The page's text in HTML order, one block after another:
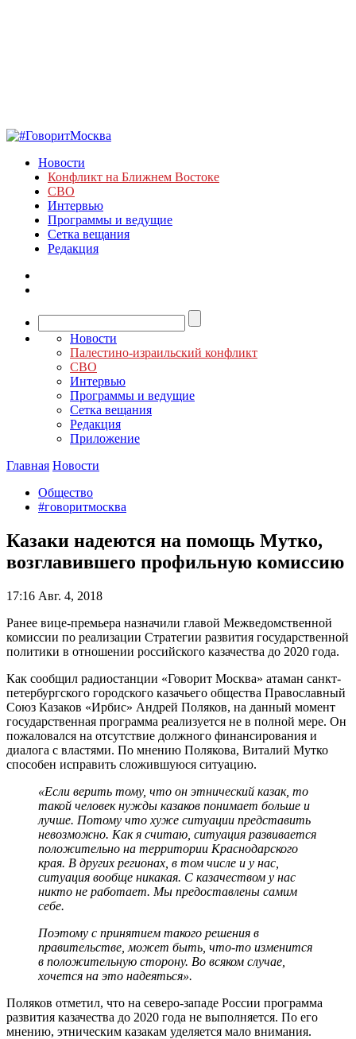
Новости
Конфликт на Ближнем Востоке
СВО
Интервью
Программы и ведущие
Сетка вещания
Редакция
Новости
Палестино-израильский конфликт
СВО
Интервью
Программы и ведущие
Сетка вещания
Редакция
Приложение
Главная Новости
Общество
#говоритмосква
Казаки надеются на помощь Мутко,
возглавившего профильную комиссию
17:16 Авг. 4, 2018
Ранее вице-премьера назначили главой Межведомственной
комиссии по реализации Стратегии развития государственной
политики в отношении российского казачества до 2020 года.
Как сообщил радиостанции «Говорит Москва» атаман санкт-
петербургского городского казачьего общества Православный
Союз Казаков «Ирбис» Андрей Поляков, на данный момент
государственная программа реализуется не в полной мере. Он
пожаловался на отсутствие должного финансирования и
диалога с властями. По мнению Полякова, Виталий Мутко
способен исправить сложившуюся ситуацию.
«Если верить тому, что он этнический казак, то
такой человек нужды казаков понимает больше и
лучше. Потому что хуже ситуации представить
невозможно. Как я считаю, ситуация развивается
положительно на территории Краснодарского
края. В других регионах, в том числе и у нас,
ситуация вообще никакая. С казачеством у нас
никто не работает. Мы предоставлены самим
себе.
Поэтому с принятием такого решения в
правительстве, может быть, что-то изменится
в положительную сторону. Во всяком случае,
хочется на это надеяться».
Поляков отметил, что на северо-западе России программа
развития казачества до 2020 года не выполняется. По его
мнению, этническим казакам уделяется мало внимания.